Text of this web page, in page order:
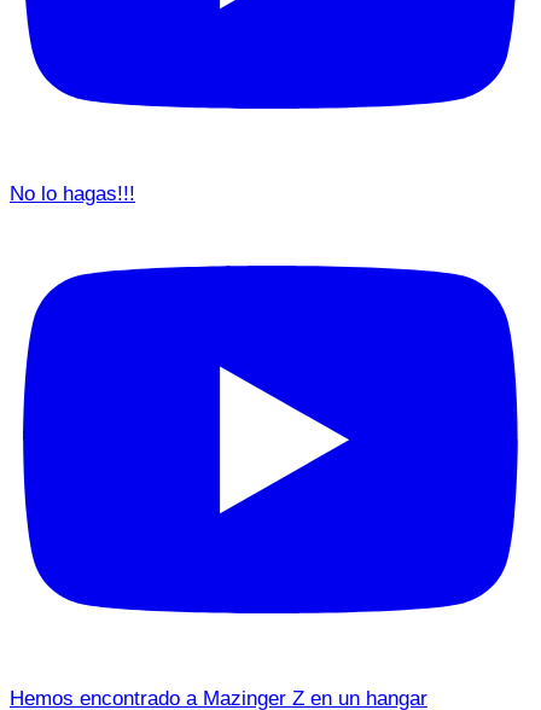
No lo hagas!!!
Hemos encontrado a Mazinger Z en un hangar